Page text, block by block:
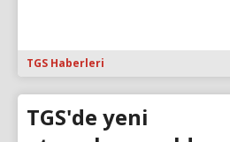
TGS Haberleri
TGS'de yeni